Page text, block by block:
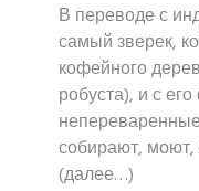
В переводе с
самый зверек,
кофейного
робуста), и с
собирают,
(далее…)